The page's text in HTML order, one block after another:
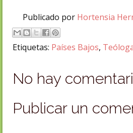
Publicado por Hortensia
Etiquetas: Países Bajos,
No hay
Publicar un